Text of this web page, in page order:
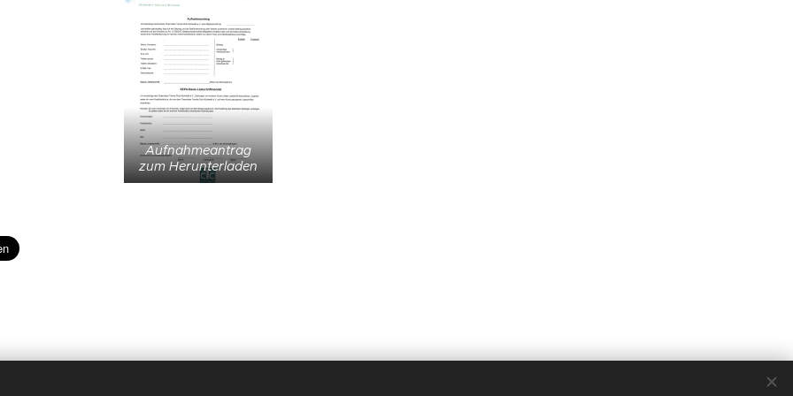
Aufnahmeantrag
zum Herunterladen